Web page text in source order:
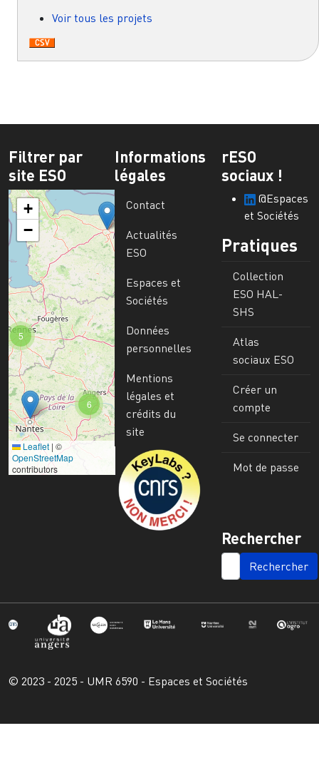
Voir tous les projets
Filtrer par
site ESO
6
5
+
−
Leaflet | ©
OpenStreetMap
contributors
Informations
légales
Contact
Actualités
ESO
Espaces et
Sociétés
Données
personnelles
Mentions
légales et
crédits du
site
Image
rESO
sociaux !
@Espaces
et Sociétés
Pratiques
Collection
ESO HAL-
SHS
Atlas
sociaux ESO
Créer un
compte
Se connecter
Mot de passe
Rechercher
SEARCH
© 2023 - 2025 - UMR 6590 - Espaces et Sociétés